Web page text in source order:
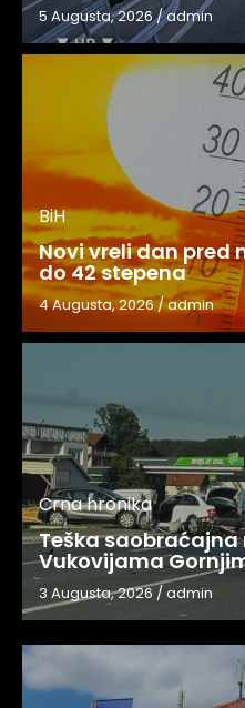
5 Augusta, 2026/admin
BiH
Novi vreli dan pred
do 42 stepena
4 Augusta, 2026/admin
Crna hronika
Teška saobraćajna
Vukovijama
3 Augusta, 2026/admin